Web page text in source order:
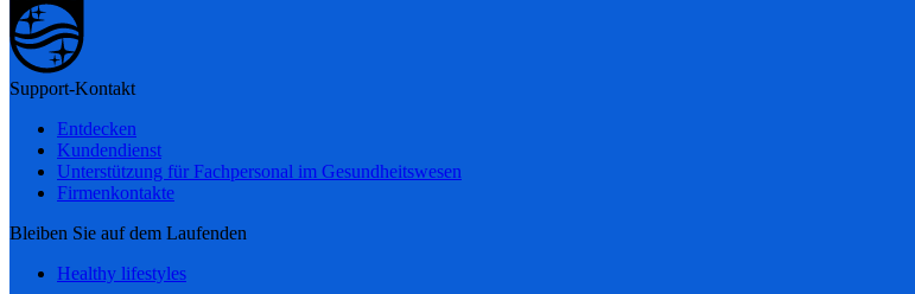
Support-Kontakt
Entdecken
Kundendienst
Unterstützung für Fachpersonal im Gesundheitswesen
Firmenkontakte
Bleiben Sie auf dem Laufenden
Healthy lifestyles